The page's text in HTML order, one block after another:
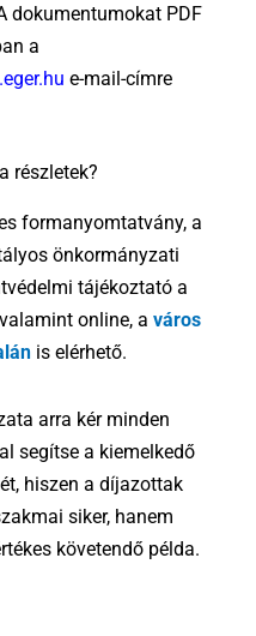
dokumentumokat PDF
a
e-mail-címre
részletek?
formanyomtatvány, a
önkormányzati
tájékoztató a
online, a város
is elérhető.
arra kér minden
segítse a kiemelkedő
hiszen a díjazottak
siker, hanem
követendő példa.